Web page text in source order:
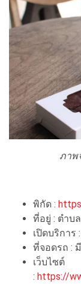
ภาพ
พิกัด :
ที่อยู่ : ตำบ
เปิดบริการ
ที่จอดรถ : มี
เว็บไซต์
: https://